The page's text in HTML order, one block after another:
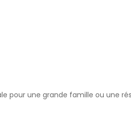
pour une grande famille ou une